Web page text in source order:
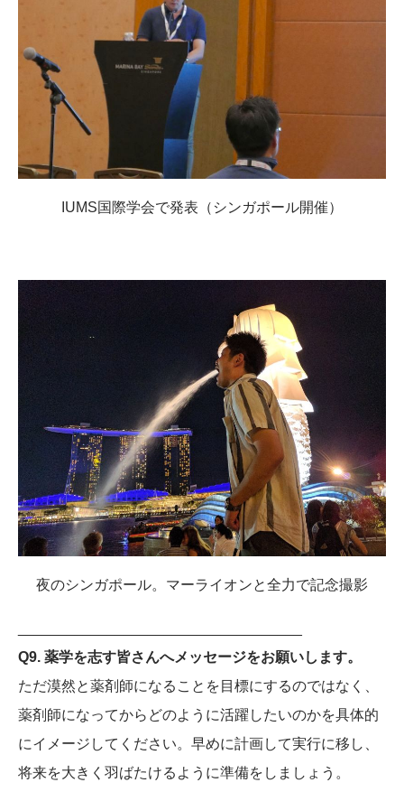
IUMS国際学会で発表（シンガポール開催）
夜のシンガポール。マーライオンと全力で記念撮影
Q9. 薬学を志す皆さんへメッセージをお願いします。
ただ漠然と薬剤師になることを目標にするのではなく、
薬剤師になってからどのように活躍したいのかを具体的
にイメージしてください。早めに計画して実行に移し、
将来を大きく羽ばたけるように準備をしましょう。